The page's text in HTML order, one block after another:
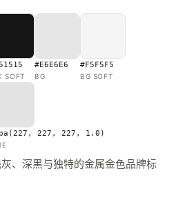
SOFT
#E6E6E6
BG
#F5F5F5
BG SOFT
227, 227, 1.0)
、深黑与独特的金属金色品牌标